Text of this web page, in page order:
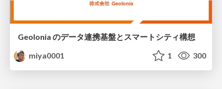
Geolonia のデータ連携基盤とスマートシティ構想
miya0001
1 300